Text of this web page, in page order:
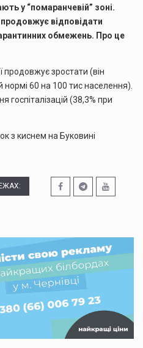
у “помаранчевій” зоні.
відповідати
обмежень. Про це
продовжує зростати (він
60 на 100 тис населення).
госпіталізацій (38,3% при
з киснем на Буковині